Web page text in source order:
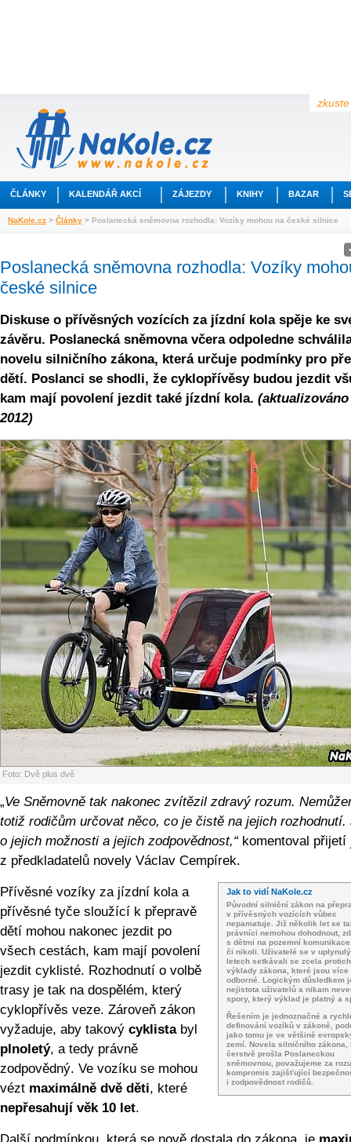
ČLÁNKY KALENDÁŘ AKCÍ ZÁJEZDY KNIHY BAZAR
NaKole.cz > Články > Poslanecká sněmovna rozhodla: Vozíky mohou na české silnice
Poslanecká sněmovna rozhodla: Vozíky
české silnice
Diskuse o přívěsných vozících za jízdní kola spěje ke
závěru. Poslanecká sněmovna včera odpoledne
novelu silničního zákona, která určuje podmínky pro
dětí. Poslanci se shodli, že cyklopřívěsy budou jezdit
kam mají povolení jezdit také jízdní kola. (aktualizováno
2012)
Foto: Dvě plus dvě
„Ve Sněmovně tak nakonec zvítězil zdravý rozum.
totiž rodičům určovat něco, co je čistě na jejich rozhodnutí.
o jejich možnosti a jejich zodpovědnost,“ko­mentoval přijetí
z předkladatelů novely Václav Cempírek.
Jak to vidí NaKole.cz
Původní silniční zákon na
v přívěsných vozících vůbec
nepamatuje. Již několik let se
právníci nemohou dohodnout,
s dětmi na pozemní
či nikoli. Uživatelé se v
letech setkávali se zcela
výklady zákona, které jsou více
odborné. Logickým důsledkem
nejistota uživatelů a nikam
spory, který výklad je platný a
Řešením je jednoznačné a
definování vozíků v zákoně,
jako tomu je ve většině
zemí. Novela silničního zákona,
čerstvě prošla Poslaneckou
sněmovnou, považujeme za
kompromis zajišťující
i zodpovědnost rodičů.
Přívěsné vozíky za jízdní kola a
přívěsné tyče sloužící k přepravě
dětí mohou nakonec jezdit po
všech cestách, kam mají povolení
jezdit cyklisté. Rozhodnutí o volbě
trasy je tak na dospělém, který
cyklopřívěs veze. Zároveň zákon
vyžaduje, aby takový cyklista byl
plnoletý, a tedy právně
zodpovědný. Ve vozíku se mohou
vézt maximálně dvě děti, které
nepřesahují věk 10 let.